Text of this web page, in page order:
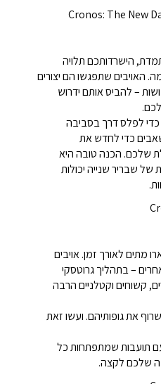
הישרדותכם תלויה
האויבים שתפגשו הם יצורים
– להביס אותם ידרוש
כדי לפלס דרך בסביבה
כדי לחדש את
שלכם. הכנה טובה היא
שבריר שנייה יכולות
מתים לאורך זמן. אויבים
– בתהליך גרוטסקי
קשוחים וקטלניים הרבה
את גופותיהם. ועשו זאת
תועבות שמתפתחות כל
שלכם לקצה.